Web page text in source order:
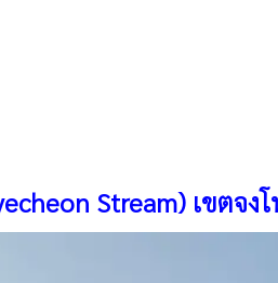
Stream) เขตจง